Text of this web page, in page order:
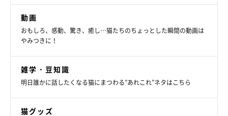
動画
おもしろ、感動、驚き、癒し…猫たちのちょっとした瞬間の動画は
やみつきに！
雑学・豆知識
明日誰かに話したくなる猫にまつわる”あれこれ”ネタはこちら
猫グッズ